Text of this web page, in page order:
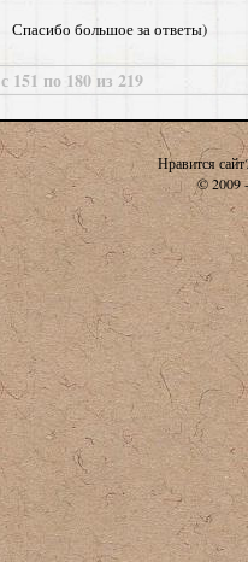
Спасибо большое за ответы)
с 151 по 180 из 219
Нравится
© 2009